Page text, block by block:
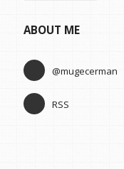
ABOUT ME
@mugecerman
RSS